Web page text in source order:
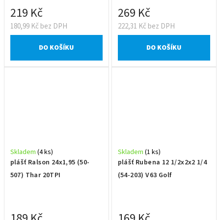
180,99 Kč bez DPH
219 Kč
DO KOŠÍKU
222,31 Kč bez DPH
269 Kč
DO KOŠÍKU
plášť Ralson 24x1,95 (50-
507) Thar 20TPI
Skladem (4 ks)
plášť Rubena 12 1/2x2x2 1/4
(54-203) V63 Golf
Skladem (1 ks)